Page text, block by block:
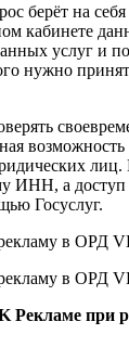
берёт на
кабинете
услуг и
нужно
возможность
лиц.
ИНН, а доступ
Госуслуг.
Рекламе при